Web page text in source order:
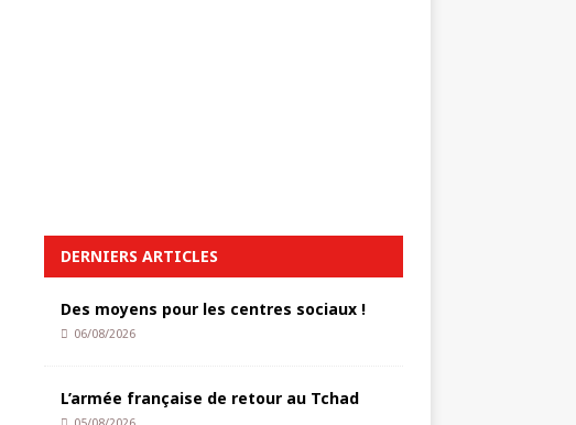
DERNIERS ARTICLES
Des moyens pour les centres sociaux !
06/08/2026
L’armée française de retour au Tchad